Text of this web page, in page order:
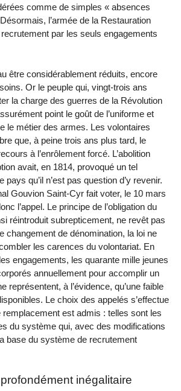
comme de simples « absences
l’armée de la Restauration
par les seuls engagements
être considérablement réduits, encore
Or le peuple qui, vingt-trois ans
la charge des guerres de la Révolution
point le goût de l’uniforme et
le métier des armes. Les volontaires
que, à peine trois ans plus tard, le
à l’enrôlement forcé. L’abolition
avait, en 1814, provoqué un tel
qu’il n’est pas question d’y revenir.
Gouvion Saint-Cyr fait voter, le 10 mars
l’appel. Le principe de l’obligation du
réintroduit subrepticement, ne revêt pas
changement de dénomination, la loi ne
les carences du volontariat. En
engagements, les quarante mille jeunes
annuellement pour accomplir un
représentent, à l’évidence, qu’une faible
Le choix des appelés s’effectue
remplacement est admis : telles sont les
du système qui, avec des modifications
base du système de recrutement
inégalitaire